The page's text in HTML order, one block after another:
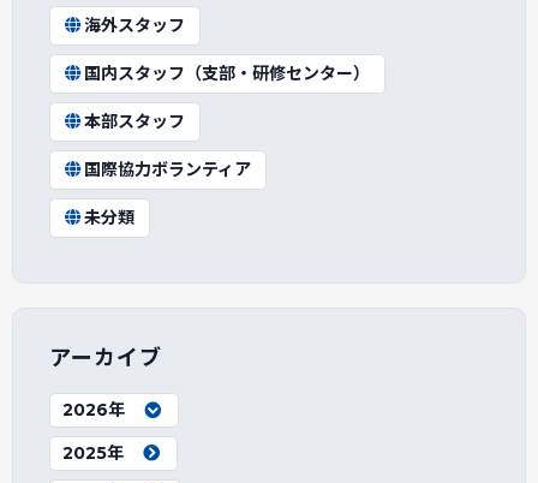
海外スタッフ
国内スタッフ（支部・研修センター）
本部スタッフ
国際協力ボランティア
未分類
アーカイブ
2026年
2025年